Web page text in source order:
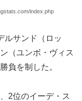
index.php
ルサンド（ロッ
（ユンボ・ヴィス
負を制した。
2位のイーデ・ス